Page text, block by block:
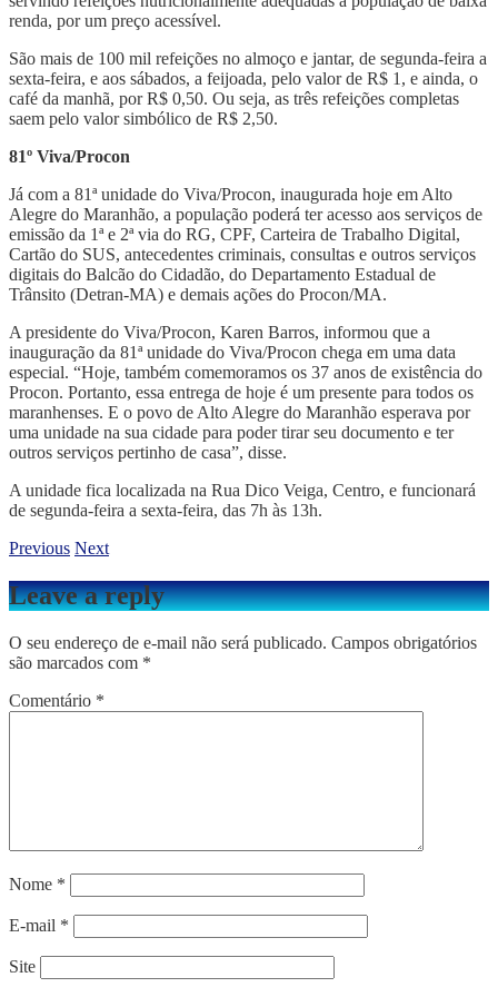
renda, por um preço acessível.
São mais de 100 mil refeições no almoço e jantar, de segunda-feira a
sexta-feira, e aos sábados, a feijoada, pelo valor de R$ 1, e ainda, o
café da manhã, por R$ 0,50. Ou seja, as três refeições completas
saem pelo valor simbólico de R$ 2,50.
81º Viva/Procon
Já com a 81ª unidade do Viva/Procon, inaugurada hoje em Alto
Alegre do Maranhão, a população poderá ter acesso aos serviços de
emissão da 1ª e 2ª via do RG, CPF, Carteira de Trabalho Digital,
Cartão do SUS, antecedentes criminais, consultas e outros serviços
digitais do Balcão do Cidadão, do Departamento Estadual de
Trânsito (Detran-MA) e demais ações do Procon/MA.
A presidente do Viva/Procon, Karen Barros, informou que a
inauguração da 81ª unidade do Viva/Procon chega em uma data
especial. “Hoje, também comemoramos os 37 anos de existência do
Procon. Portanto, essa entrega de hoje é um presente para todos os
maranhenses. E o povo de Alto Alegre do Maranhão esperava por
uma unidade na sua cidade para poder tirar seu documento e ter
outros serviços pertinho de casa”, disse.
A unidade fica localizada na Rua Dico Veiga, Centro, e funcionará
de segunda-feira a sexta-feira, das 7h às 13h.
Previous Next
Leave a reply
O seu endereço de e-mail não será publicado. Campos obrigatórios
são marcados com *
Comentário *
Nome *
E-mail *
Site